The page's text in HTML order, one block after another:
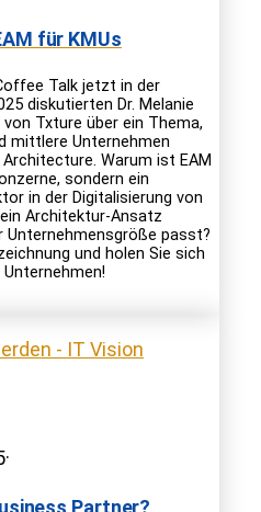
für KMUs
Talk jetzt in der
diskutierten Dr. Melanie
von Txture über ein Thema,
mittlere Unternehmen
Warum ist EAM
sondern ein
in der Digitalisierung von
Architektur-Ansatz
Unternehmensgröße passt?
und holen Sie sich
·
Partner?